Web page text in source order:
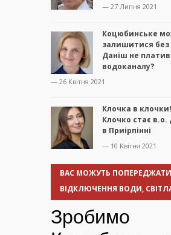
— 27 Липня 2021
Коцюбинське
залишитися
Даніш не платив
водоканалу?
— 26 Квітня 2021
Клочка в
Клочко стає в.о.
в Приірпінні
— 10 Квітня 2021
ВАС МОЖУТЬ
ВІДКЛЮЧЕННЯ ВОДИ,